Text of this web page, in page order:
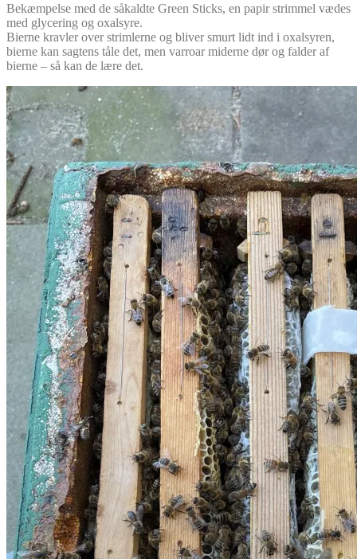
Bekæmpelse med de såkaldte Green Sticks, en papir strimmel vædes
med glycering og oxalsyre.
Bierne kravler over strimlerne og bliver smurt lidt ind i oxalsyren,
bierne kan sagtens tåle det, men varroar miderne dør og falder af
bierne – så kan de lære det.